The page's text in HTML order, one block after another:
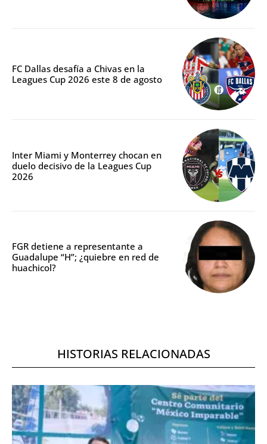
FC Dallas desafía a Chivas en la
Leagues Cup 2026 este 8 de agosto
Inter Miami y Monterrey chocan en
duelo decisivo de la Leagues Cup
2026
FGR detiene a representante a
Guadalupe “H”; ¿quiebre en red de
huachicol?
HISTORIAS RELACIONADAS